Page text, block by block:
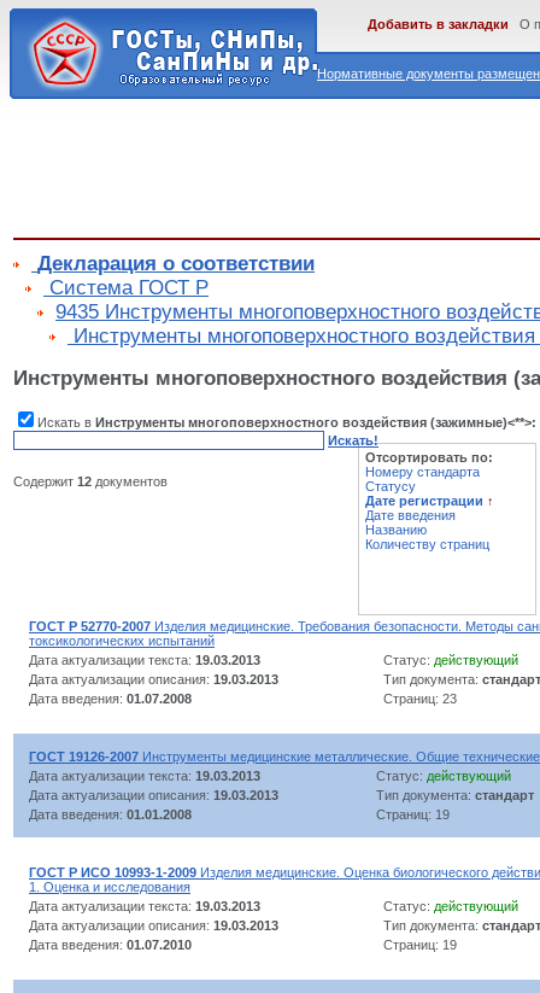
Нормативные документы
Добавить в закладки О
Декларация о соответствии
Cистема ГОСТ Р
9435 Инструменты многоповерхностного
Инструменты многоповерхностного
Инструменты многоповерхностного воздействия
Искать в Инструменты многоповерхностного воздействия (зажимные)<**>:
Искать!
Содержит 12 документов
Отсортировать по:
Номеру стандарта
Статусу
Дате регистрации ↑
Дате введения
Названию
Количеству страниц
ГОСТ Р 52770-2007 Изделия медицинские. Требования безопасности. Методы
токсикологических испытаний
Дата актуализации текста: 19.03.2013 Статус: действующий
Дата актуализации описания: 19.03.2013 Тип документа: стандарт
Дата введения: 01.07.2008 Страниц: 23
ГОСТ 19126-2007 Инструменты медицинские металлические. Общие
Дата актуализации текста: 19.03.2013 Статус: действующий
Дата актуализации описания: 19.03.2013 Тип документа: стандарт
Дата введения: 01.01.2008 Страниц: 19
ГОСТ Р ИСО 10993-1-2009 Изделия медицинские. Оценка биологического
1. Оценка и исследования
Дата актуализации текста: 19.03.2013 Статус: действующий
Дата актуализации описания: 19.03.2013 Тип документа: стандарт
Дата введения: 01.07.2010 Страниц: 19